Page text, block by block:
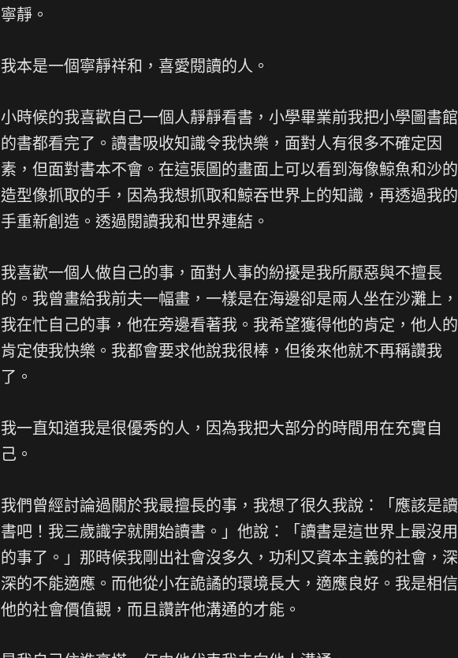
寧靜。
我本是一個寧靜祥和，喜愛閱讀的人。
小時候的我喜歡自己一個人靜靜看書，小學畢業前我把小學圖書館
的書都看完了。讀書吸收知識令我快樂，面對人有很多不確定因
素，但面對書本不會。在這張圖的畫面上可以看到海像鯨魚和沙的
造型像抓取的手，因為我想抓取和鯨吞世界上的知識，再透過我的
手重新創造。透過閱讀我和世界連結。
我喜歡一個人做自己的事，面對人事的紛擾是我所厭惡與不擅長
的。我曾畫給我前夫一幅畫，一樣是在海邊卻是兩人坐在沙灘上，
我在忙自己的事，他在旁邊看著我。我希望獲得他的肯定，他人的
肯定使我快樂。我都會要求他說我很棒，但後來他就不再稱讚我
了。
我一直知道我是很優秀的人，因為我把大部分的時間用在充實自
己。
我們曾經討論過關於我最擅長的事，我想了很久我說：「應該是讀
書吧！我三歲識字就開始讀書。」他說：「讀書是這世界上最沒用
的事了。」那時候我剛出社會沒多久，功利又資本主義的社會，深
深的不能適應。而他從小在詭譎的環境長大，適應良好。我是相信
他的社會價值觀，而且讚許他溝通的才能。